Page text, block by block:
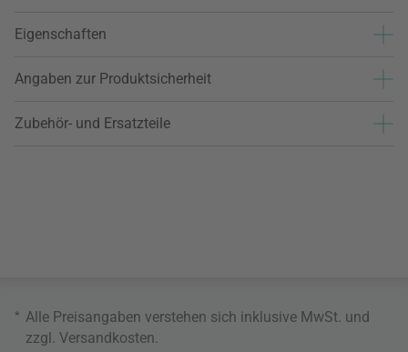
Eigenschaften
Angaben zur Produktsicherheit
Zubehör- und Ersatzteile
* Alle Preisangaben verstehen sich inklusive MwSt. und
zzgl. Versandkosten